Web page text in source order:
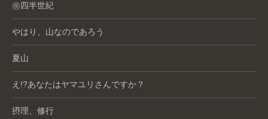
㊗️四半世紀
やはり、山なのであろう
夏山
え!?あなたはヤマユリさんですか？
摂理、修行